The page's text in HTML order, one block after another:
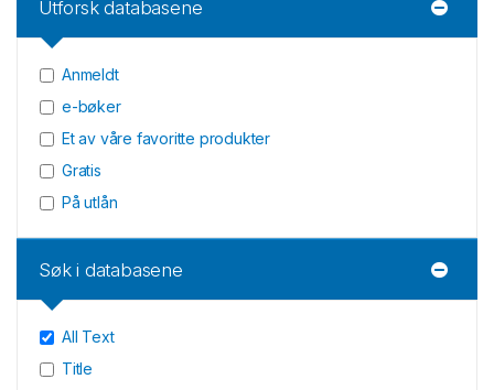
Utforsk databasene
Anmeldt
e-bøker
Et av våre favoritte produkter
Gratis
På utlån
Søk i databasene
All Text
Title